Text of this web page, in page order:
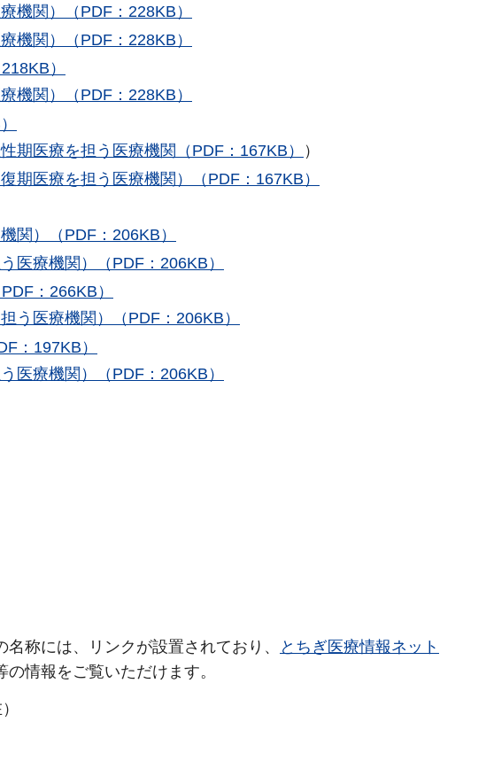
機関）（PDF：228KB）
機関）（PDF：228KB）
）
機関）（PDF：228KB）
期医療を担う医療機関（PDF：167KB）
）
期医療を担う医療機関）（PDF：167KB）
関）（PDF：206KB）
医療機関）（PDF：206KB）
：266KB）
う医療機関）（PDF：206KB）
：197KB）
医療機関）（PDF：206KB）
称には、リンクが設置されており、
とちぎ医療情報ネット
情報をご覧いただけます。